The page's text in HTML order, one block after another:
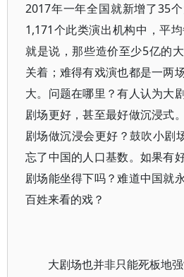
2017年一年全国就新增了35
1,171个此类演出机构中，平均
就是说，那些造价至少5亿的
关着；难得有戏演也都是一两
大。问题在哪里？有人认为大
剧场更好，甚至最好做沉浸式
剧场做沉浸会更好？鼓吹小剧
忘了中国的人口基数。如果有
剧场能坐得下吗？难道中国就
百姓来看的戏？
大剧场也并非只能死板地